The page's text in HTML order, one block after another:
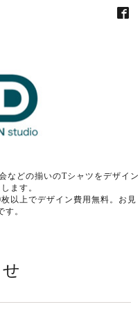
などの揃いのTシャツをデザイン
ます。
以上でデザイン費用無料。お見
す。